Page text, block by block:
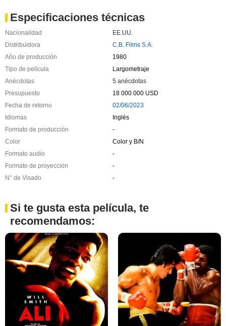
Especificaciones técnicas
Nacionalidad
EE.UU.
Distribuidora
C.B. Films S.A.
Año de producción
1980
Tipo de película
Largometraje
Anécdotas
5 anécdotas
Presupuesto
18 000 000 USD
Fecha de retorno
02/06/2023
Idiomas
Inglés
Formato de producción
-
Color
Color y B/N
Formato audio
-
Formato de proyección
-
N° de Visado
-
Si te gusta esta película, te
recomendamos: